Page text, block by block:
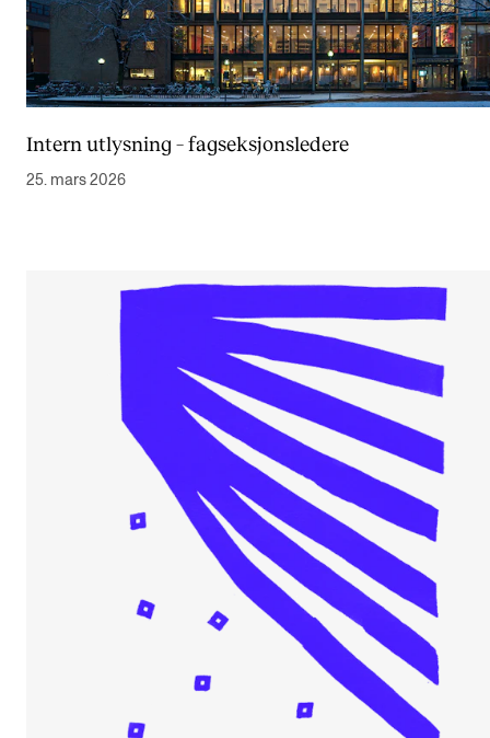
Intern utlysning – fagseksjonsledere
25. mars 2026